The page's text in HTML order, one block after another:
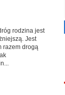
rodzina jest
Jest
razem drogą